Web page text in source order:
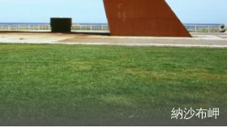
納沙布岬